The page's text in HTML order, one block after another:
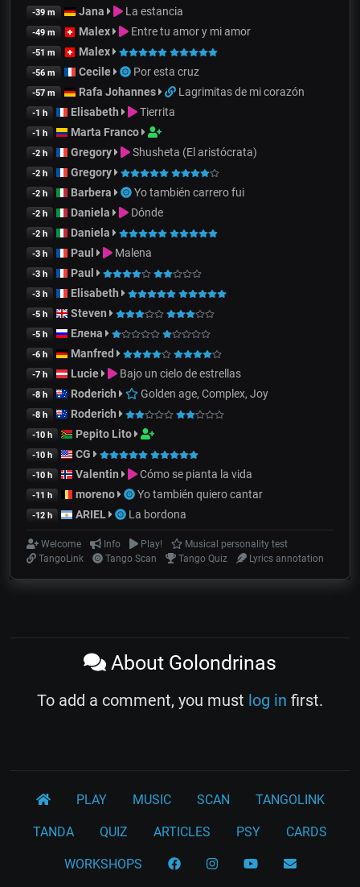
-39 m Jana La estancia
-49 m Malex Entre tu amor y mi amor
-51 m Malex
-56 m Cecile Por esta cruz
-57 m Rafa Johannes Lagrimitas de mi corazón
-1 h Elisabeth Tierrita
-1 h Marta Franco
-2 h Gregory Shusheta (El aristócrata)
-2 h Gregory
-2 h Barbera Yo también carrero fui
-2 h Daniela Dónde
-2 h Daniela
-3 h Paul Malena
-3 h Paul
-3 h Elisabeth
-5 h Steven
-5 h Елена
-6 h Manfred
-7 h Lucie Bajo un cielo de estrellas
-8 h Roderich Golden age, Complex, Joy
-8 h Roderich
-10 h Pepito Lito
-10 h CG
-10 h Valentin Cómo se pianta la vida
-11 h moreno Yo también quiero cantar
-12 h ARIEL La bordona
Welcome Info Play!
Musical personality test
TangoLink
Tango Scan Tango Quiz Lyrics annotation
About Golondrinas
To add a comment, you must log in first.
PLAY MUSIC SCAN TANGOLINK
TANDA QUIZ ARTICLES PSY CARDS
WORKSHOPS